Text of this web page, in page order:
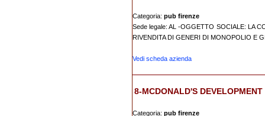
Categoria: pub firenze
Sede legale: AL -OGGETTO SOCIALE: LA
RIVENDITA DI GENERI DI MONOPOLIO E
Vedi scheda azienda
8-MCDONALD'S DEVELOPMENT
Categoria: pub firenze